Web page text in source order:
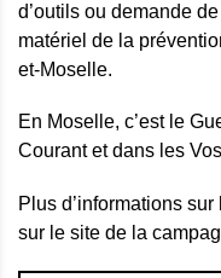
d’outils ou demande
matériel de la
et-Moselle.
En Moselle, c’est le
Courant et dans les
Plus d’informations
sur le site de la